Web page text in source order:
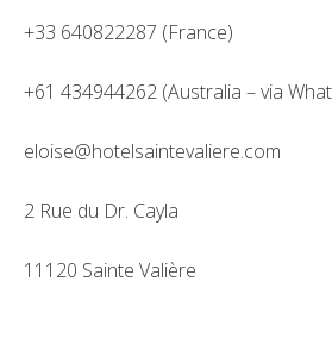
+33 640822287 (France)
+61 434944262 (Australia – via
eloise@hotelsaintevaliere.com
2 Rue du Dr. Cayla
11120 Sainte Valière